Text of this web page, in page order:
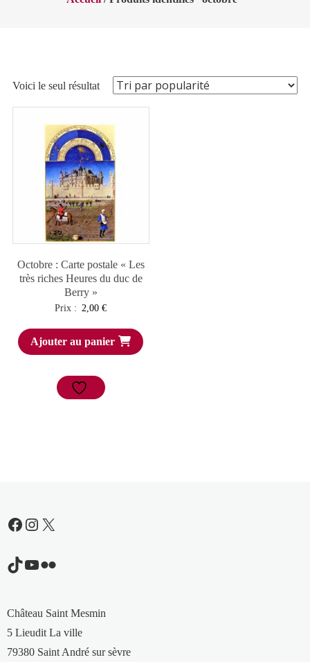
Voici le seul résultat
Octobre : Carte postale « Les
très riches Heures du duc de
Berry »
Prix : 2,00€
Ajouter au panier
Facebook
Instagram
X
TikTok
YouTube
Flickr
Château Saint Mesmin
5 Lieudit La ville
79380 Saint André sur sèvre